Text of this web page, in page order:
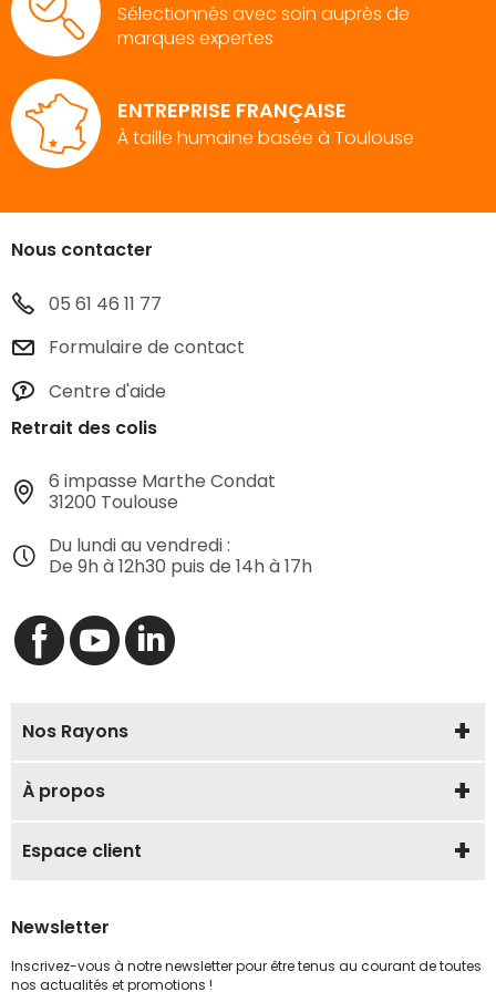
Sélectionnés avec soin auprès de
marques expertes
ENTREPRISE FRANÇAISE
À taille humaine basée à Toulouse
Nous contacter
05 61 46 11 77
Formulaire de contact
Centre d'aide
Retrait des colis
6 impasse Marthe Condat
31200 Toulouse
Du lundi au vendredi :
De 9h à 12h30 puis de 14h à 17h
Nos Rayons
À propos
Espace client
Newsletter
Inscrivez-vous à notre newsletter pour être tenus au courant de toutes
nos actualités et promotions !